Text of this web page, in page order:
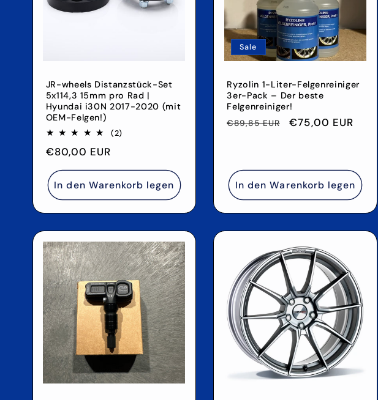
o
e
JR-wheels Distanzstück-Set
5x114,3 15mm pro Rad |
Hyundai i30N 2017-2020 (mit
OEM-Felgen!)
(2)
Normaler
Preis
€80,00 EUR
In den Warenkorb legen
Sale
Ryzolin 1-Liter-Felgenreiniger
3er-Pack – Der beste
Felgenreiniger!
Normaler
€89,85 EUR Verkaufspreis
€75,00 EUR
In den Warenkorb legen